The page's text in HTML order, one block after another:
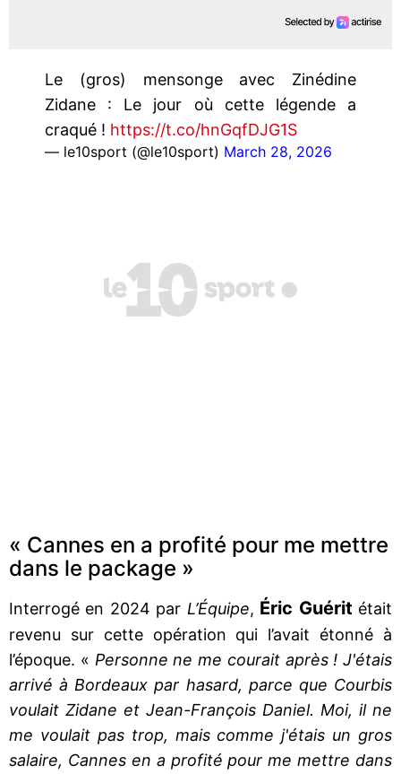
Le (gros) mensonge avec Zinédine
Zidane : Le jour où cette légende a
craqué ! https://t.co/hnGqfDJG1S
— le10sport (@le10sport) March 28, 2026
« Cannes en a profité pour me mettre
dans le package »
Interrogé en 2024 par L’Équipe, Éric Guérit était
revenu sur cette opération qui l’avait étonné à
l’époque. « Personne ne me courait après ! J'étais
arrivé à Bordeaux par hasard, parce que Courbis
voulait Zidane et Jean-François Daniel. Moi, il ne
me voulait pas trop, mais comme j'étais un gros
salaire, Cannes en a profité pour me mettre dans